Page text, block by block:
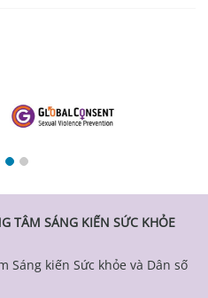
TÂM SÁNG KIẾN SỨC KHỎE
Sáng kiến Sức khỏe và Dân số